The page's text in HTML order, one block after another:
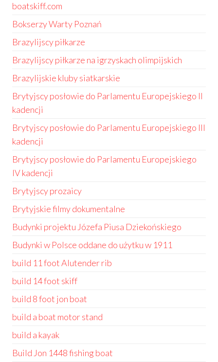
boatskiff.com
Bokserzy Warty Poznań
Brazylijscy piłkarze
Brazylijscy piłkarze na igrzyskach olimpijskich
Brazylijskie kluby siatkarskie
Brytyjscy posłowie do Parlamentu Europejskiego II
kadencji
Brytyjscy posłowie do Parlamentu Europejskiego III
kadencji
Brytyjscy posłowie do Parlamentu Europejskiego
IV kadencji
Brytyjscy prozaicy
Brytyjskie filmy dokumentalne
Budynki projektu Józefa Piusa Dziekońskiego
Budynki w Polsce oddane do użytku w 1911
build 11 foot Alutender rib
build 14 foot skiff
build 8 foot jon boat
build a boat motor stand
build a kayak
Build Jon 1448 fishing boat